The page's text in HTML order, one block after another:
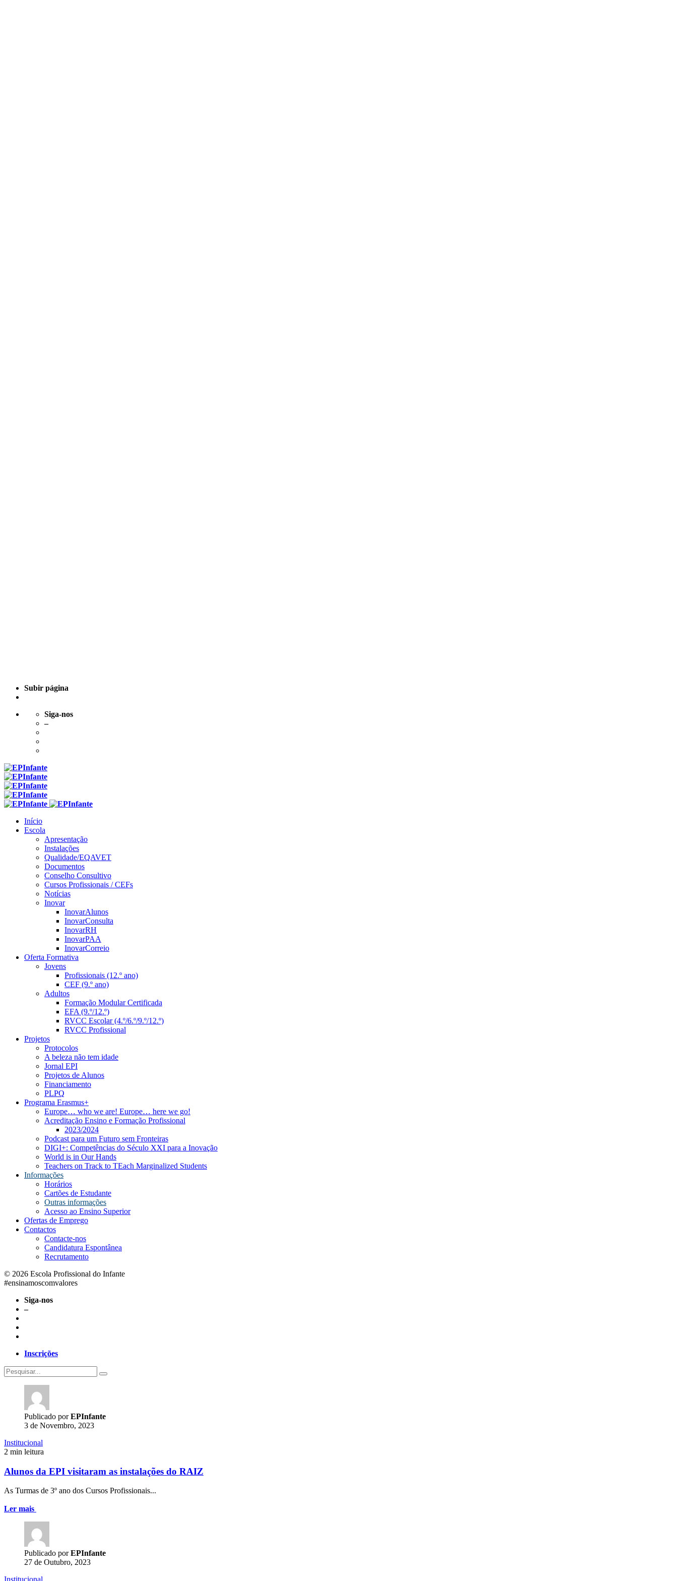
Subir página
Siga-nos
–
Skip
to
content
Início
Escola
Apresentação
Instalações
Qualidade/EQAVET
Documentos
Conselho Consultivo
Cursos Profissionais / CEFs
Notícias
Inovar
InovarAlunos
InovarConsulta
InovarRH
InovarPAA
InovarCorreio
Oferta Formativa
Jovens
Profissionais (12.º ano)
CEF (9.º ano)
Adultos
Formação Modular Certificada
EFA (9.º/12.º)
RVCC Escolar (4.º/6.º/9.º/12.º)
RVCC Profissional
Projetos
Protocolos
A beleza não tem idade
Jornal EPI
Projetos de Alunos
Financiamento
PLPQ
Programa Erasmus+
Europe… who we are! Europe… here we go!
Acreditação Ensino e Formação Profissional
2023/2024
Podcast para um Futuro sem Fronteiras
DIGI+: Competências do Século XXI para a Inovação
World is in Our Hands
Teachers on Track to TEach Marginalized Students
Informações
Horários
Cartões de Estudante
Outras informações
Acesso ao Ensino Superior
Ofertas de Emprego
Contactos
Contacte-nos
Candidatura Espontânea
Recrutamento
© 2026 Escola Profissional do Infante
#ensinamoscomvalores
Siga-nos
–
Inscrições
Search
for
Publicado porEPInfante
3 de Novembro, 2023
Institucional
2 min leitura
Alunos da EPI visitaram as instalações do RAIZ
As Turmas de 3º ano dos Cursos Profissionais...
Ler mais
Publicado porEPInfante
27 de Outubro, 2023